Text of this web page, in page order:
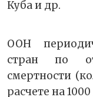
Куба и др.
ООН
стран по
смертности
расчете на